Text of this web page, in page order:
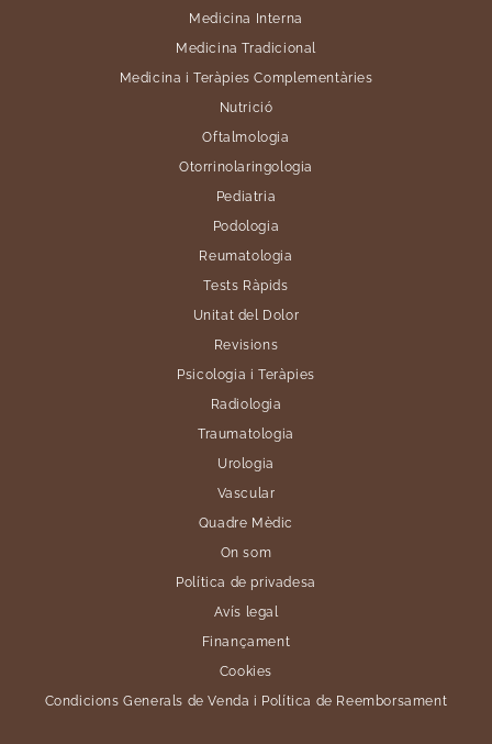
Medicina Interna
Medicina Tradicional
Medicina i Teràpies Complementàries
Nutrició
Oftalmologia
Otorrinolaringologia
Pediatria
Podologia
Reumatologia
Tests Ràpids
Unitat del Dolor
Revisions
Psicologia i Teràpies
Radiologia
Traumatologia
Urologia
Vascular
Quadre Mèdic
On som
Política de privadesa
Avís legal
Finançament
Cookies
Condicions Generals de Venda i Política de Reemborsament